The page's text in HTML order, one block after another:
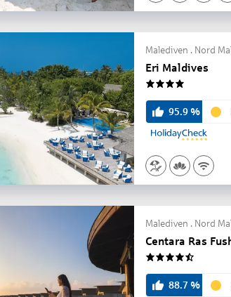
Malediven . Nord
Eri Maldives
95.9%
Malediven . Nord
Centara Ras
88.7 %